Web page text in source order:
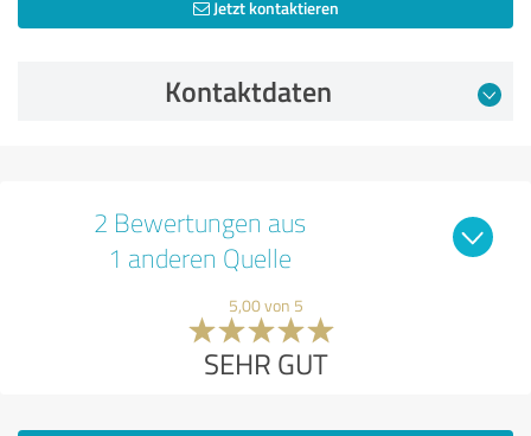
Jetzt kontaktieren
Kontaktdaten
2 Bewertungen aus
1 anderen Quelle
5,00 von 5
SEHR GUT